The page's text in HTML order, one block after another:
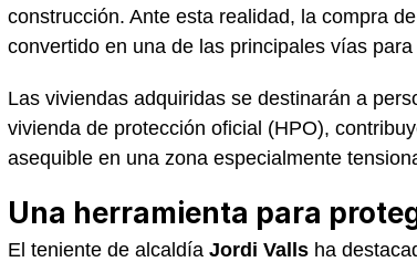
construcción. Ante esta realidad, la compra
convertido en una de las principales vías
Las viviendas adquiridas se destinarán a
vivienda de protección oficial (HPO),
asequible en una zona especialmente
Una herramienta para
El teniente de alcaldía Jordi Valls ha